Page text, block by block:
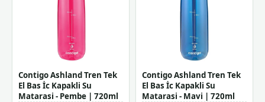
Contigo Ashland Tren Tek
El Bas İc Kapakli Su
Matarasi - Pembe | 720ml
Contigo Ashland Tren Tek
El Bas İc Kapakli Su
Matarasi - Mavi | 720ml